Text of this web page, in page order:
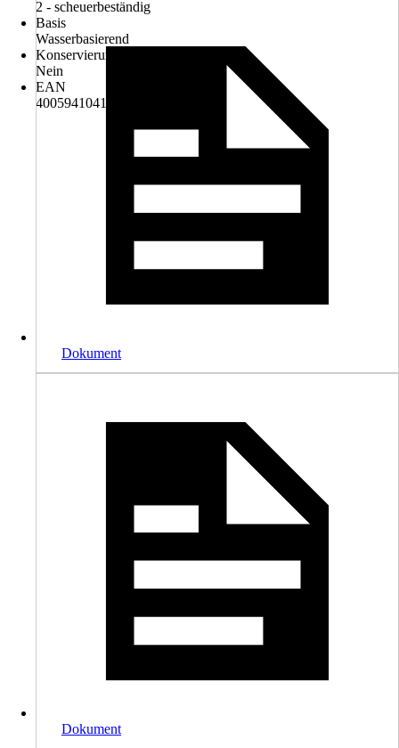
2 - scheuerbeständig
Basis
Wasserbasierend
Konservierungsmittelfrei
Nein
EAN
4005941041293
Dokument
Dokument